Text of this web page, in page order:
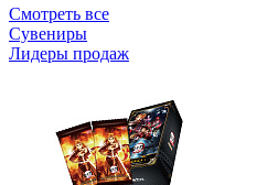
Смотреть все
Сувениры
Лидеры продаж